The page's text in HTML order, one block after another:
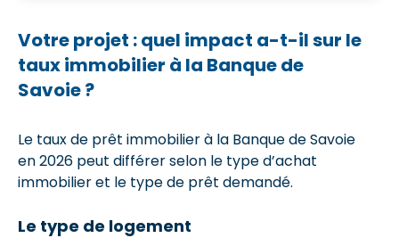
Votre projet : quel impact a-t-il sur le
taux immobilier à la Banque de
Savoie ?
Le taux de prêt immobilier à la Banque de Savoie
en 2026 peut différer selon le type d’achat
immobilier et le type de prêt demandé.
Le type de logement